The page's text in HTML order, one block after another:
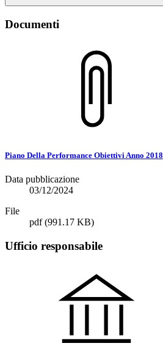
Documenti
Piano Della Performance Obiettivi Anno 2018
Data pubblicazione
03/12/2024
File
pdf(991.17 KB)
Ufficio responsabile